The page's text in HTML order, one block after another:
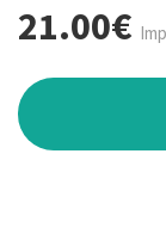
21.00€